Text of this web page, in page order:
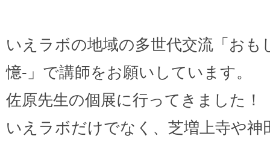
いえラボの地域の多世代交流「おも
憶‐」で講師をお願いしています。
佐原先生の個展に行ってきました！
いえラボだけでなく、芝増上寺や